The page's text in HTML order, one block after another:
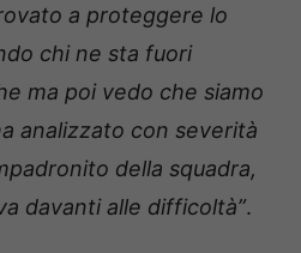
a proteggere lo
chi ne sta fuori
ma poi vedo che siamo
analizzato con severità
della squadra,
davanti alle difficoltà”.